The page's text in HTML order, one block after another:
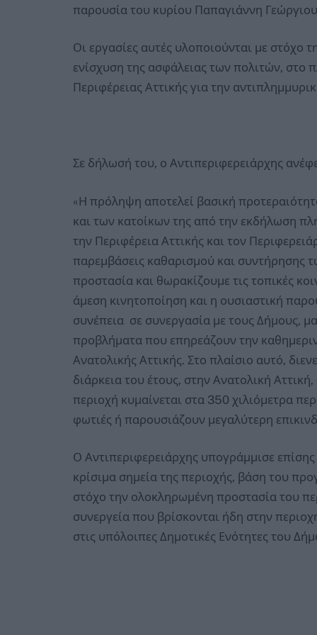
παρουσία του κυρίου Παπαγιάννη
Οι εργασίες αυτές υλοποιούνται με
ενίσχυση της ασφάλειας των πολιτών, στο
Περιφέρειας Αττικής για την
Σε δήλωσή του, ο Αντιπεριφερειάρχης
«Η πρόληψη αποτελεί βασική
και των κατοίκων της από την εκδήλωση
την Περιφέρεια Αττικής και τον
παρεμβάσεις καθαρισμού και συντήρησης
προστασία και θωρακίζουμε τις τοπικές
άμεση κινητοποίηση και η ουσιαστική
συνέπεια σε συνεργασία με τους Δήμους,
προβλήματα που επηρεάζουν την
Ανατολικής Αττικής. Στο πλαίσιο αυτό,
διάρκεια του έτους, στην Ανατολική
περιοχή κυμαίνεται στα 350 χιλιόμετρα
φωτιές ή παρουσιάζουν μεγαλύτερη
Ο Αντιπεριφερειάρχης υπογράμμισε
κρίσιμα σημεία της περιοχής, βάση του
στόχο την ολοκληρωμένη προστασία του
συνεργεία που βρίσκονται ήδη στην
στις υπόλοιπες Δημοτικές Ενότητες του